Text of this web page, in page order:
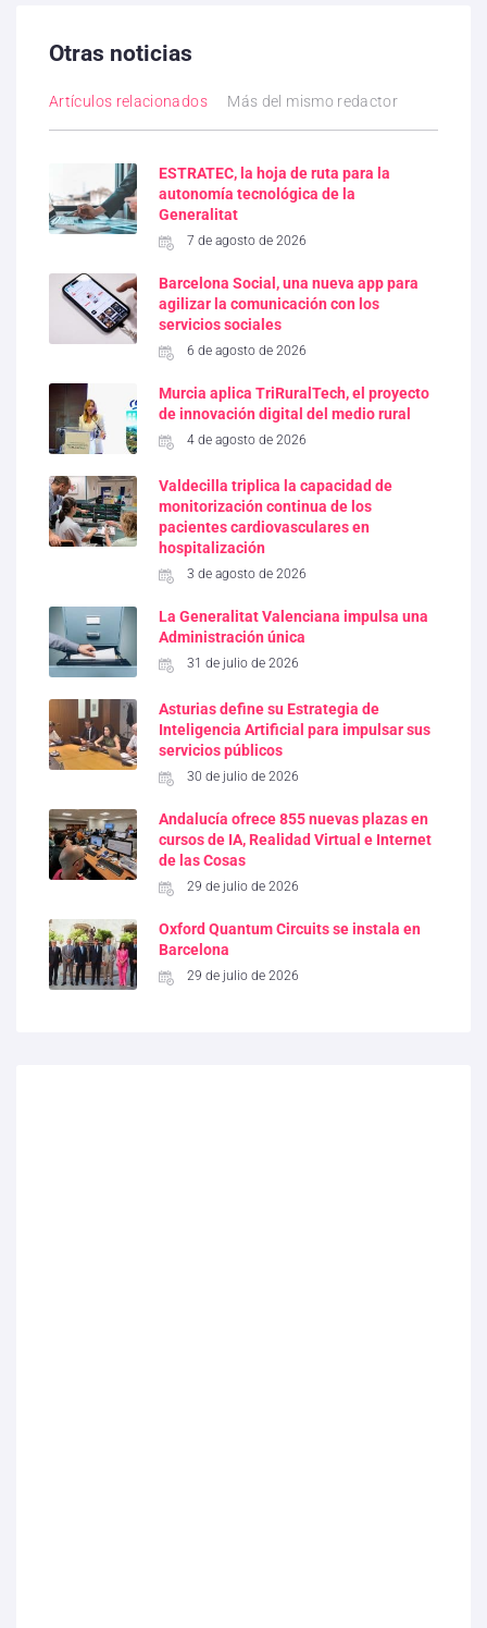
Otras noticias
Artículos relacionados Más del mismo redactor
ESTRATEC, la hoja de ruta para la
autonomía tecnológica de la
Generalitat
7 de agosto de 2026
Barcelona Social, una nueva app para
agilizar la comunicación con los
servicios sociales
6 de agosto de 2026
Murcia aplica TriRuralTech, el proyecto
de innovación digital del medio rural
4 de agosto de 2026
Valdecilla triplica la capacidad de
monitorización continua de los
pacientes cardiovasculares en
hospitalización
3 de agosto de 2026
La Generalitat Valenciana impulsa una
Administración única
31 de julio de 2026
Asturias define su Estrategia de
Inteligencia Artificial para impulsar sus
servicios públicos
30 de julio de 2026
Andalucía ofrece 855 nuevas plazas en
cursos de IA, Realidad Virtual e Internet
de las Cosas
29 de julio de 2026
Oxford Quantum Circuits se instala en
Barcelona
29 de julio de 2026